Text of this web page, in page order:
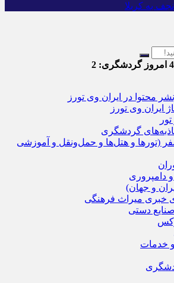
به کربلا
امروز گردشگری:
محتوا در ایران وی تورز
ایران وی تورز
گردشگری
(تورها و هتل‌ها و حمل‌و‌نقل و آموزشی
دامپروری
و جهان)
خبری میراث فرهنگی
دستی
خدمات